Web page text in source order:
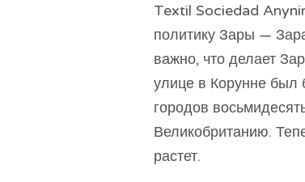
Textil Sociedad
политику Зары —
важно, что делает
улице в Корунне был
городов
Великобританию.
растет.